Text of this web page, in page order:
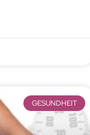
GESUNDHEIT